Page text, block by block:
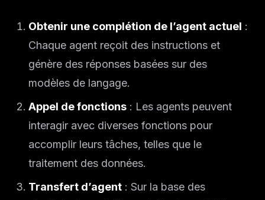
Obtenir une complétion de l’agent actuel :
Chaque agent reçoit des instructions et
génère des réponses basées sur des
modèles de langage.
Appel de fonctions : Les agents peuvent
interagir avec diverses fonctions pour
accomplir leurs tâches, telles que le
traitement des données.
Transfert d’agent : Sur la base des